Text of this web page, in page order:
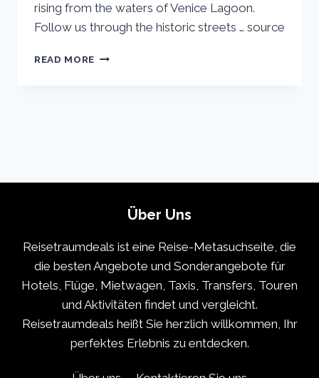
rising from the waters of Venice Lagoon.
Follow us through the historic streets … source
READ MORE VENICE
Über Uns
Reisetraumdeals ist eine Reise-Metasuchseite, die
die besten Angebote und Sonderangebote für
Hotels, Flüge, Mietwagen, Taxis, Transfers, Touren
und Aktivitäten findet und vergleicht.
Reisetraumdeals heißt Sie herzlich willkommen, Ihr
perfektes Erlebnis zu entdecken.